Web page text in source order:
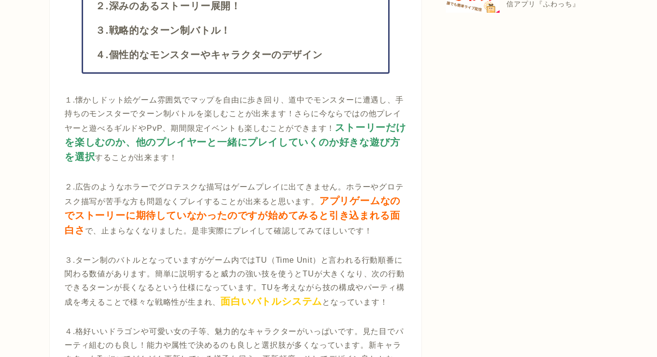
２.深みのあるストーリー展開！
３.戦略的なターン制バトル！
４.個性的なモンスターやキャラクターのデザイン
１.懐かしドット絵ゲーム雰囲気でマップを自由に歩き回り、道中でモンスターに遭遇し、手
持ちのモンスターでターン制バトルを楽しむことが出来ます！さらに今ならではの他プレイ
ヤーと遊べるギルドやPvP、期間限定イベントも楽しむことができます！ ストーリーだけ
を楽しむのか、他のプレイヤーと一緒にプレイしていくのか好きな遊び方
を選択することが出来ます！
２.広告のようなホラーでグロテスクな描写はゲームプレイに出てきません。ホラーやグロテ
スク描写が苦手な方も問題なくプレイすることが出来ると思います。
アプリゲームなの
でストーリーに期待していなかったのですが始めてみると引き込まれる面
白さ で、止まらなくなりました。是非実際にプレイして確認してみてほしいです！
３.ターン制のバトルとなっていますがゲーム内ではTU（Time Unit）と言われる行動順番に
関わる数値があります。簡単に説明すると威力の強い技を使うとTUが大きくなり、次の行動
できるターンが長くなるという仕様になっています。TUを考えながら技の構成やパーティ構
成を考えることで様々な戦略性が生まれ、 面白いバトルシステム となっています！
４.格好いいドラゴンや可愛い女の子等、魅力的なキャラクターがいっぱいです。見た目でパ
ーティ組むのも良し！能力や属性で決めるのも良しと選択肢が多くなっています。新キャラ
信アプリ『ふわっち』